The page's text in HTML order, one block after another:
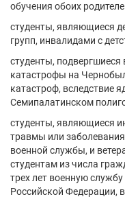
обучения обоих
студенты, являющиеся
групп, инвалидами с
студенты,
катастрофы на
катастроф, вследствие
Семипалатинском
студенты, являющиеся
травмы или
военной службы, и
студентам из числа
трех лет военную
Российской Федерации,